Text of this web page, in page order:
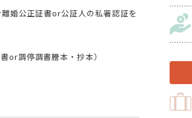
婚公正証書or公証人の私署認証を
or調停調書謄本・抄本）